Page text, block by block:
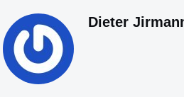
Dieter